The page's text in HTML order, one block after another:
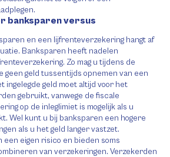
banksparen versus
en een lijfrenteverzekering hangt af
Banksparen heeft nadelen
Zo mag u tijdens de
geen geld tussentijds opnemen van een
ingelegde geld moet altijd voor het
gebruikt, vanwege de fiscale
op de inleglimiet is mogelijk als u
Wel kunt u bij banksparen een hogere
als u het geld langer vastzet.
eigen risico en bieden soms
van verzekeringen. Verzekerden